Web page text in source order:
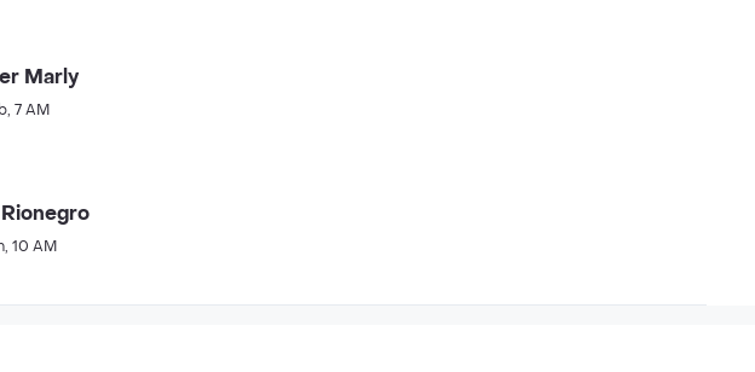
Marly
7 AM
10 AM